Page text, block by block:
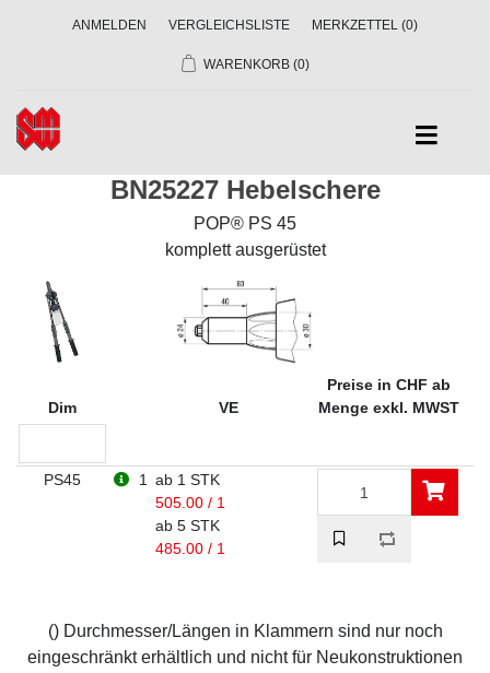
ANMELDEN VERGLEICHSLISTE MERKZETTEL (0)
WARENKORB (0)
BN25227 Hebelschere
POP® PS 45
komplett ausgerüstet
Dim VE
Preise in CHF ab
Menge exkl. MWST
PS45 1
ab 1 STK
505.00 / 1
ab 5 STK
485.00 / 1
() Durchmesser/Längen in Klammern sind nur noch
eingeschränkt erhältlich und nicht für Neukonstruktionen